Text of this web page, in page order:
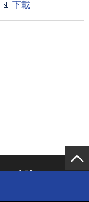
下載
全球TOTO